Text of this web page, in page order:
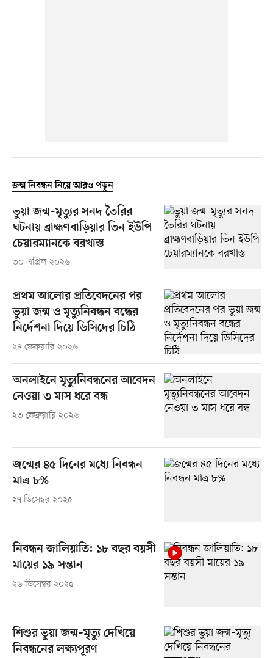
জন্ম নিবন্ধন নিয়ে আরও পড়ুন
ভুয়া জন্ম–মৃত্যুর সনদ তৈরির
ঘটনায় ব্রাহ্মণবাড়িয়ার তিন ইউপি
চেয়ারম্যানকে বরখাস্ত
৩০ এপ্রিল ২০২৬
প্রথম আলোর প্রতিবেদনের পর
ভুয়া জন্ম ও মৃত্যুনিবন্ধন বন্ধের
নির্দেশনা দিয়ে ডিসিদের চিঠি
২৪ ফেব্রুয়ারি ২০২৬
অনলাইনে মৃত্যুনিবন্ধনের আবেদন
নেওয়া ৩ মাস ধরে বন্ধ
২৩ ফেব্রুয়ারি ২০২৬
জন্মের ৪৫ দিনের মধ্যে নিবন্ধন
মাত্র ৮%
২৭ ডিসেম্বর ২০২৫
নিবন্ধন জালিয়াতি: ১৮ বছর বয়সী
মায়ের ১৯ সন্তান
২৬ ডিসেম্বর ২০২৫
শিশুর ভুয়া জন্ম–মৃত্যু দেখিয়ে
নিবন্ধনের লক্ষ্যপূরণ